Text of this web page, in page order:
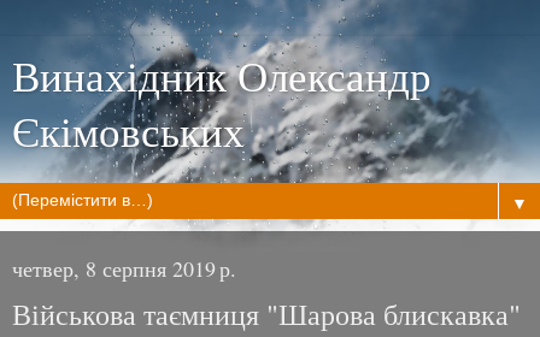
Винахідник Олександр
Єкімовських
▼
четвер, 8 серпня 2019 р.
Військова таємниця "Шарова блискавка"